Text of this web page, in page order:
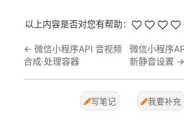
以上内容是否对您有帮助：
← 微信小程序API 音视频
合成·处理容器
微信小程序
新静音设置 →
写笔记 我要补充